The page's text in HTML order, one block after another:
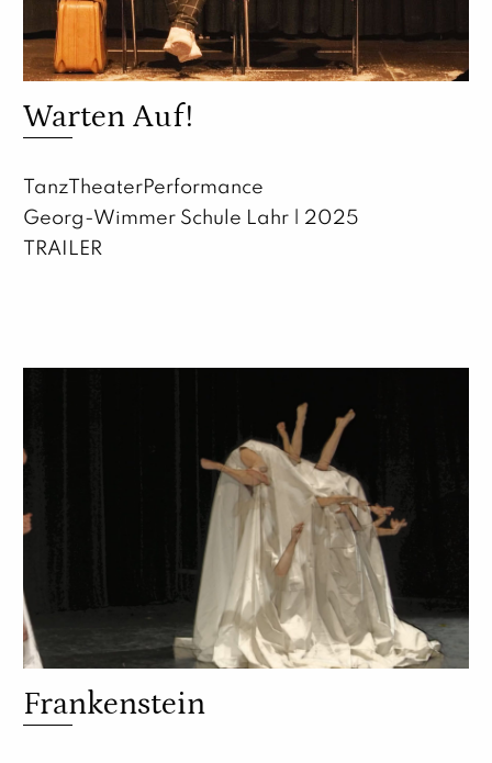
Warten Auf!
TanzTheaterPerformance
Georg-Wimmer Schule Lahr | 2025
TRAILER
Frankenstein